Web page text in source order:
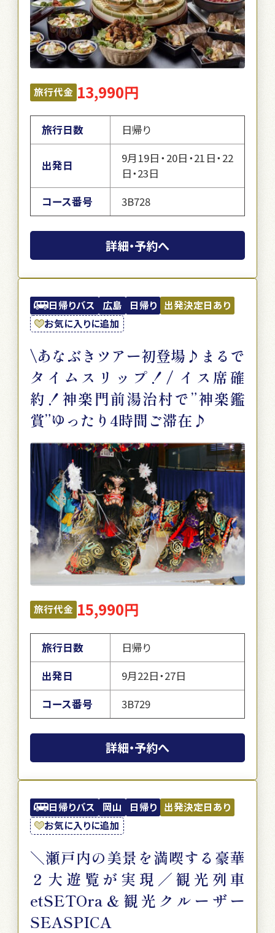
旅行代金 13,990円
旅行日数 日帰り
出発日
9月19日・20日・21日・22
日・23日
コース番号
3B728
詳細・予約へ
日帰りバス 広島 日帰り 出発決定日あり
お気に入りに追加
\ あなぶきツアー初登場♪まるで
タイムスリップ！/ イス席確
約！神楽門前湯治村で”神楽鑑
賞”ゆったり4時間ご滞在♪
旅行代金 15,990円
旅行日数
日帰り
出発日
9月22日・27日
コース番号
3B729
詳細・予約へ
日帰りバス 岡山 日帰り 出発決定日あり
お気に入りに追加
＼瀬戸内の美景を満喫する豪華
２大遊覧が実現／観光列車
etSETOra＆観光クルーザー
SEASPICA